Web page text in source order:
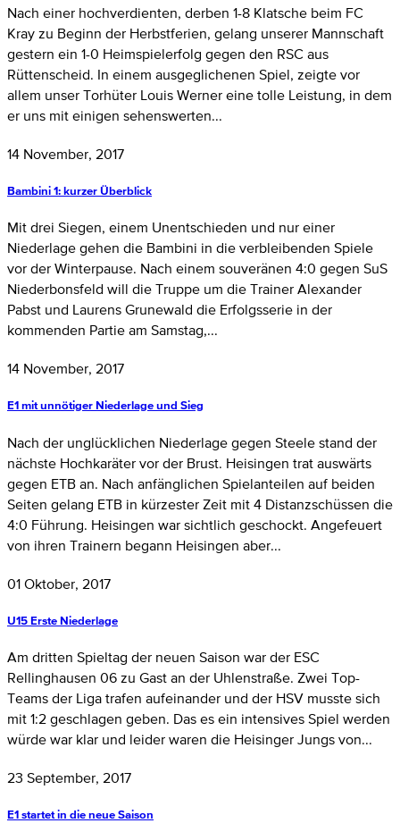
Nach einer hochverdienten, derben 1-8 Klatsche beim FC
Kray zu Beginn der Herbstferien, gelang unserer Mannschaft
gestern ein 1-0 Heimspielerfolg gegen den RSC aus
Rüttenscheid. In einem ausgeglichenen Spiel, zeigte vor
allem unser Torhüter Louis Werner eine tolle Leistung, in dem
er uns mit einigen sehenswerten...
14 November, 2017
Bambini 1: kurzer Überblick
Mit drei Siegen, einem Unentschieden und nur einer
Niederlage gehen die Bambini in die verbleibenden Spiele
vor der Winterpause. Nach einem souveränen 4:0 gegen SuS
Niederbonsfeld will die Truppe um die Trainer Alexander
Pabst und Laurens Grunewald die Erfolgsserie in der
kommenden Partie am Samstag,...
14 November, 2017
E1 mit unnötiger Niederlage und Sieg
Nach der unglücklichen Niederlage gegen Steele stand der
nächste Hochkaräter vor der Brust. Heisingen trat auswärts
gegen ETB an. Nach anfänglichen Spielanteilen auf beiden
Seiten gelang ETB in kürzester Zeit mit 4 Distanzschüssen die
4:0 Führung. Heisingen war sichtlich geschockt. Angefeuert
von ihren Trainern begann Heisingen aber...
01 Oktober, 2017
U15 Erste Niederlage
Am dritten Spieltag der neuen Saison war der ESC
Rellinghausen 06 zu Gast an der Uhlenstraße. Zwei Top-
Teams der Liga trafen aufeinander und der HSV musste sich
mit 1:2 geschlagen geben. Das es ein intensives Spiel werden
würde war klar und leider waren die Heisinger Jungs von...
23 September, 2017
E1 startet in die neue Saison